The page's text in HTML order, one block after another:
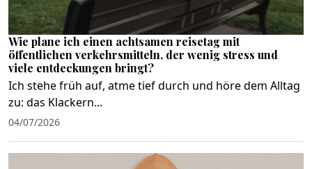
Wie plane ich einen achtsamen reisetag mit
öffentlichen verkehrsmitteln, der wenig stress und
viele entdeckungen bringt?
Ich stehe früh auf, atme tief durch und höre dem Alltag
zu: das Klackern...
04/07/2026